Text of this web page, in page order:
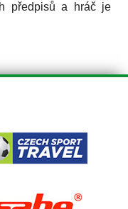
předpisů a hráč je